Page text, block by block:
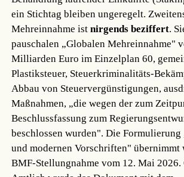
ein Stichtag bleiben ungeregelt.
Mehreinnahme istnirgends beziffert.
pauschalen „Globalen Mehreinnahme"
Milliarden Euro im Einzelplan 60,
Plastiksteuer, Steuerkriminalitäts-
Abbau von Steuervergünstigungen,
Maßnahmen, „die wegen der zum
Beschlussfassung zum
beschlossen wurden". Die
und modernen Vorschriften" übernimmt
BMF-Stellungnahme vom 12. Mai 2026.